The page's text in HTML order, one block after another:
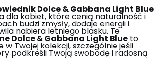
Dolce & Gabbana Light Blue
dla kobiet, które cenią naturalność i
budzi zmysły, dodaje energii i
nabiera letniego blasku. Te
Dolce & Gabbana Light Blueto
Twojej kolekcji, szczególnie jeśli
podkreśli Twoją swobodę i radosną